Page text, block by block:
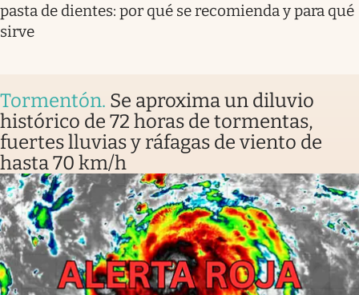
pasta de dientes: por qué se recomienda y para qué
sirve
Tormentón. Se aproxima un diluvio
histórico de 72 horas de tormentas,
fuertes lluvias y ráfagas de viento de
hasta 70 km/h